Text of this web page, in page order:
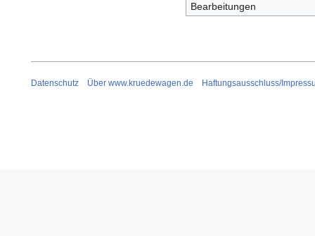
Bearbeitungen
Datenschutz Über www.kruedewagen.de Haftungsausschluss/